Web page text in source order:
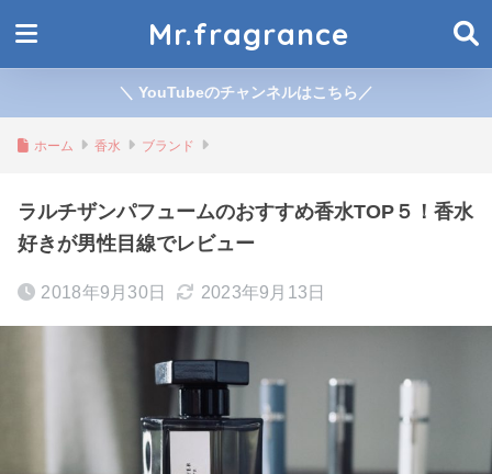
Mr.fragrance
＼ YouTubeのチャンネルはこちら／
ホーム 香水 ブランド
ラルチザンパフュームのおすすめ香水TOP５！香水
好きが男性目線でレビュー
2018年9月30日 2023年9月13日